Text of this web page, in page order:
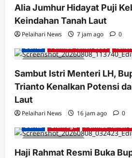
Alia Jumhur Hidayat Puji
Keindahan Tanah Laut
Pelaihari News 7 jam ago 0
2 minutes read
Berita Pemkab Tanah Laut
Sambut Istri Menteri LH,
Trianto Kenalkan Potensi
Laut
Pelaihari News 16 jam ago 0
2 minutes read
Berita Olahraga Pemkab Tanah
Haji Rahmat Resmi Buka